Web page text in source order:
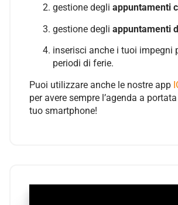
gestione degli appuntamenti
gestione degli appuntamenti
inserisci anche i tuoi impegni
periodi di ferie.
Puoi utilizzare anche le nostre app
per avere sempre l’agenda a
tuo smartphone!